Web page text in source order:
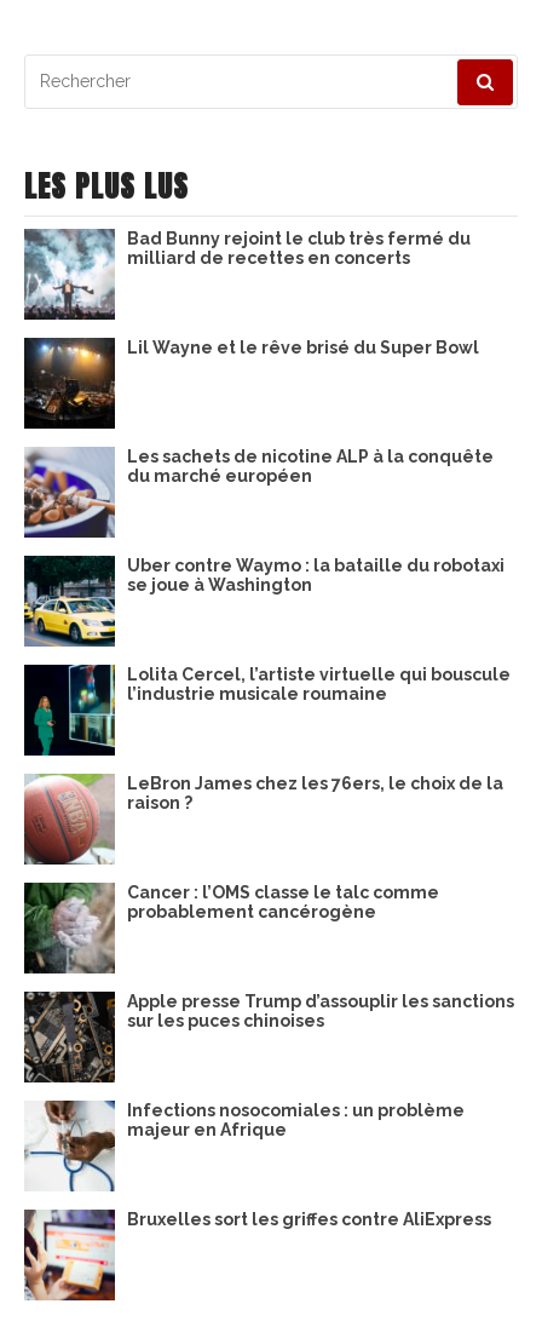
pour
LES PLUS LUS
Bad Bunny rejoint le club très fermé du
milliard de recettes en concerts
Lil Wayne et le rêve brisé du Super Bowl
Les sachets de nicotine ALP à la conquête
du marché européen
Uber contre Waymo : la bataille du robotaxi
se joue à Washington
Lolita Cercel, l’artiste virtuelle qui bouscule
l’industrie musicale roumaine
LeBron James chez les 76ers, le choix de la
raison ?
Cancer : l’OMS classe le talc comme
probablement cancérogène
Apple presse Trump d’assouplir les sanctions
sur les puces chinoises
Infections nosocomiales : un problème
majeur en Afrique
Bruxelles sort les griffes contre AliExpress